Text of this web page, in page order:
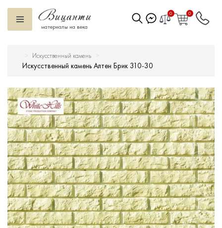
материалы на века
0 0
Искусственный камень
Вентилируемый фасад
Декоративные элементы
Тротуарная плитка
Террасная доска
Ступени
Сухие смеси
Искусственный камень
Искусственный камень Алтен Брик 310-30